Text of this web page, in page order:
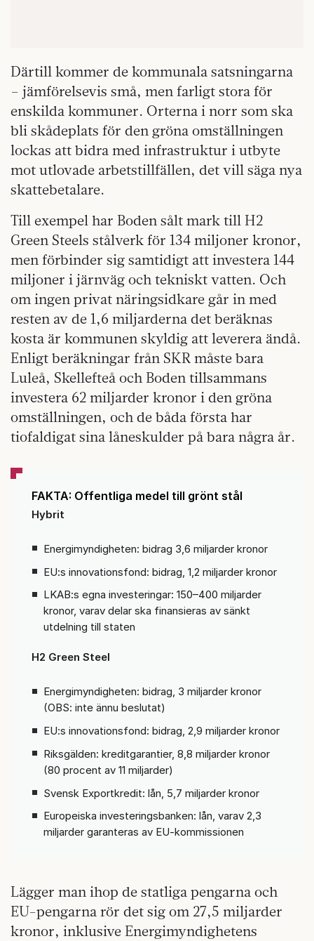
Därtill kommer de kommunala satsningarna
– jämförelsevis små, men farligt stora för
enskilda kommuner. Orterna i norr som ska
bli skådeplats för den gröna omställningen
lockas att bidra med infrastruktur i utbyte
mot utlovade arbetstillfällen, det vill säga nya
skattebetalare.
Till exempel har Boden sålt mark till H2
Green Steels stålverk för 134 miljoner kronor,
men förbinder sig samtidigt att investera 144
miljoner i järnväg och tekniskt vatten. Och
om ingen privat näringsidkare går in med
resten av de 1,6 miljarderna det beräknas
kosta är kommunen skyldig att leverera ändå.
Enligt beräkningar från SKR måste bara
Luleå, Skellefteå och Boden tillsammans
investera 62 miljarder kronor i den gröna
omställningen, och de båda första har
tiofaldigat sina låneskulder på bara några år.
FAKTA: Offentliga medel till grönt stål
Hybrit
Energimyndigheten: bidrag 3,6 miljarder kronor
EU:s innovationsfond: bidrag, 1,2 miljarder kronor
LKAB:s egna investeringar: 150–400 miljarder
kronor, varav delar ska finansieras av sänkt
utdelning till staten
H2 Green Steel
Energimyndigheten: bidrag, 3 miljarder kronor
(OBS: inte ännu beslutat)
EU:s innovationsfond: bidrag, 2,9 miljarder kronor
Riksgälden: kreditgarantier, 8,8 miljarder kronor
(80 procent av 11 miljarder)
Svensk Exportkredit: lån, 5,7 miljarder kronor
Europeiska investeringsbanken: lån, varav 2,3
miljarder garanteras av EU-kommissionen
Lägger man ihop de statliga pengarna och
EU-pengarna rör det sig om 27,5 miljarder
kronor, inklusive Energimyndighetens